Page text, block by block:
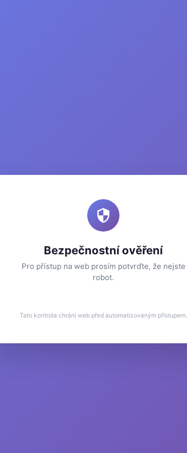
Bezpečnostní ověření
Pro přístup na web prosím potvrďte, že nejste
robot.
Tato kontrola chrání web před automatizovaným přístupem.